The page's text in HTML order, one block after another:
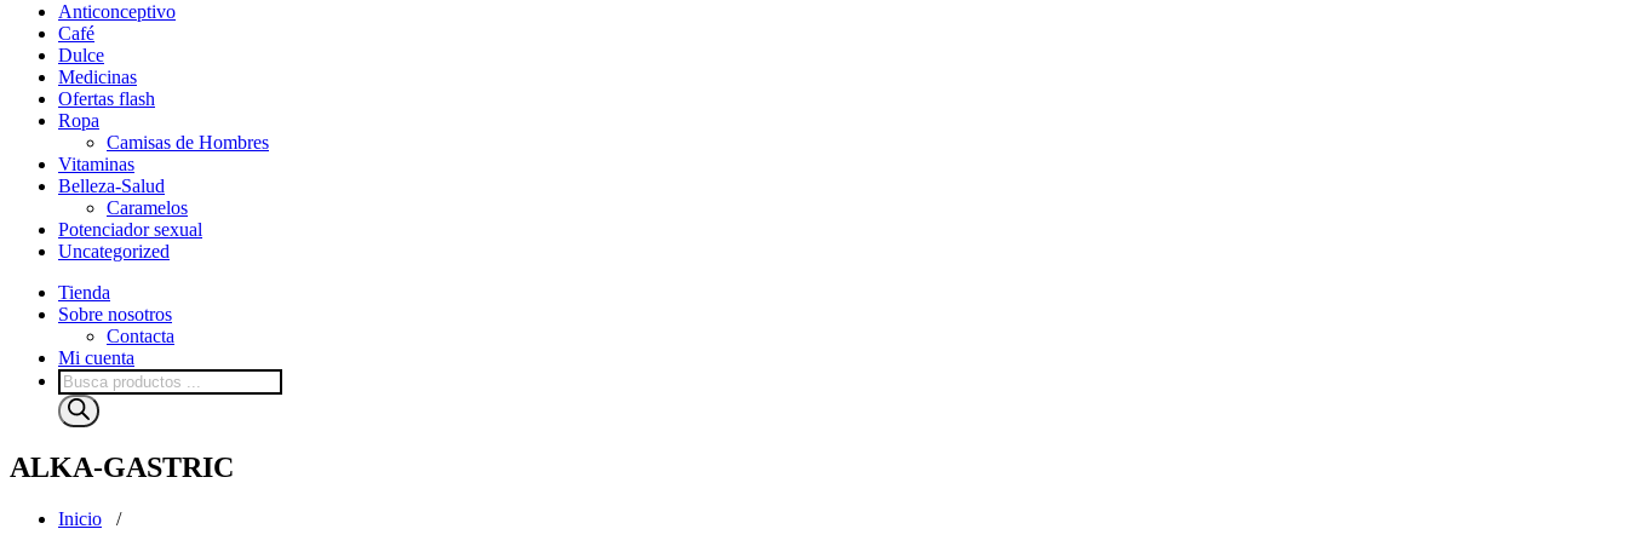
Anticonceptivo
Café
Dulce
Medicinas
Ofertas flash
Ropa
Camisas de Hombres
Vitaminas
Belleza-Salud
Caramelos
Potenciador sexual
Uncategorized
Tienda
Sobre nosotros
Contacta
Mi cuenta
Búsqueda
de
productos
ALKA-GASTRIC
Inicio /